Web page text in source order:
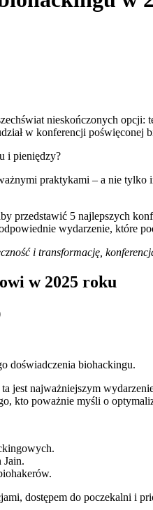
nieskończonych
w konferencji
i pieniędzy?
praktykami – a nie
przedstawić 5 najlepszych
wydarzenie, które
i transformację,
w 2025 roku
doświadczenia biohackingu.
jest najważniejszym
kto poważnie myśli o
Jain.
dostępem do poczekalni i